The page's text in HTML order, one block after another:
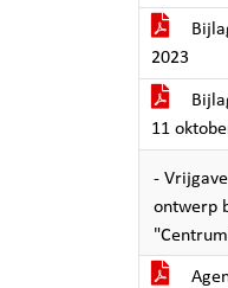
2023
11
-
ontwerp